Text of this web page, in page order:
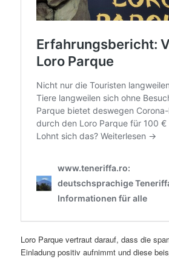
Loro Parque vertraut darauf, dass die
Einladung positiv aufnimmt und diese